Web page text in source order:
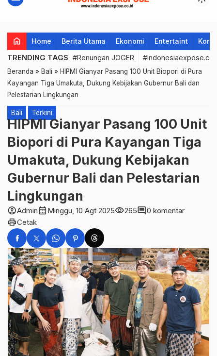
home Home Berita Utama Ekonomi Entertaint
TRENDING TAGS #Renungan JOGER
Beranda » Bali » HIPMI Gianyar Pasang 100 Unit Biopori di Pura
Kayangan Tiga Umakuta, Dukung Kebijakan Gubernur Bali dan
Pelestarian Lingkungan
Bali Terkini
HIPMI Gianyar Pasang 100 Unit
Biopori di Pura Kayangan Tiga
Umakuta, Dukung Kebijakan
Gubernur Bali dan Pelestarian
Lingkungan
account_circleAdmincalendar_month Minggu, 10 Agt 2025visibility265comment0 komentar
printCetak